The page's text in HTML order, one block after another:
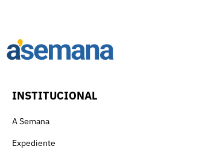
INSTITUCIONAL
A Semana
Expediente